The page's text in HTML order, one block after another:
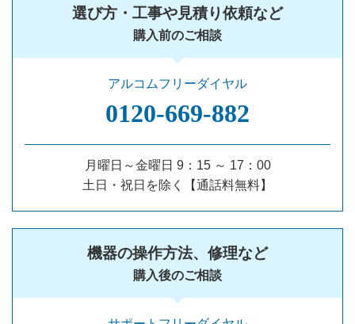
選び方・工事や見積り依頼など
購入前のご相談
アルコムフリーダイヤル
0120‐669‐882
月曜日～金曜日 9：15 ～ 17：00
土日・祝日を除く【通話料無料】
機器の操作方法、修理など
購入後のご相談